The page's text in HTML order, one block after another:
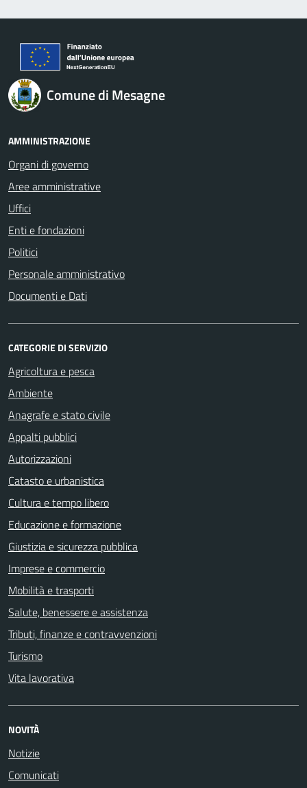
Comune di Mesagne
AMMINISTRAZIONE
Organi di governo
Aree amministrative
Uffici
Enti e fondazioni
Politici
Personale amministrativo
Documenti e Dati
CATEGORIE DI SERVIZIO
Agricoltura e pesca
Ambiente
Anagrafe e stato civile
Appalti pubblici
Autorizzazioni
Catasto e urbanistica
Cultura e tempo libero
Educazione e formazione
Giustizia e sicurezza pubblica
Imprese e commercio
Mobilità e trasporti
Salute, benessere e assistenza
Tributi, finanze e contravvenzioni
Turismo
Vita lavorativa
NOVITÀ
Notizie
Comunicati